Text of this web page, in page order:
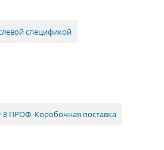
спецификой
ПРОФ. Коробочная поставка